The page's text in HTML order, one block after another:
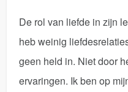
De rol van liefde in zijn
heb weinig
geen held in. Niet door
ervaringen. Ik ben op